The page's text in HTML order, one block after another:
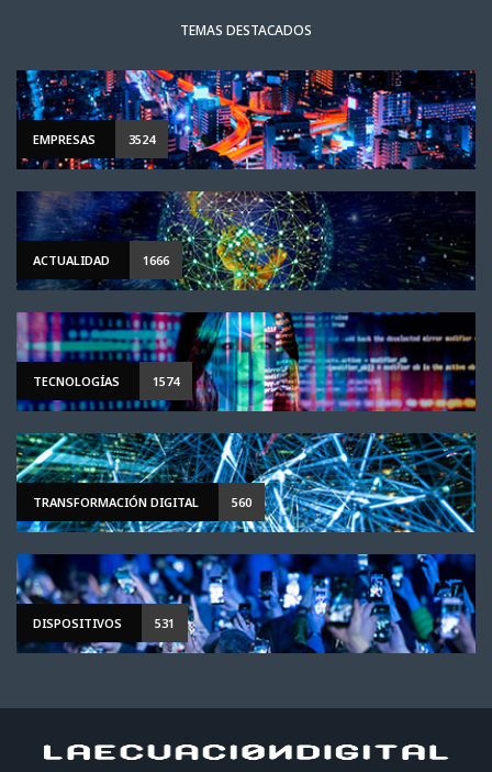
TEMAS DESTACADOS
EMPRESAS 3524
ACTUALIDAD 1666
TECNOLOGÍAS 1574
TRANSFORMACIÓN DIGITAL 560
DISPOSITIVOS 531